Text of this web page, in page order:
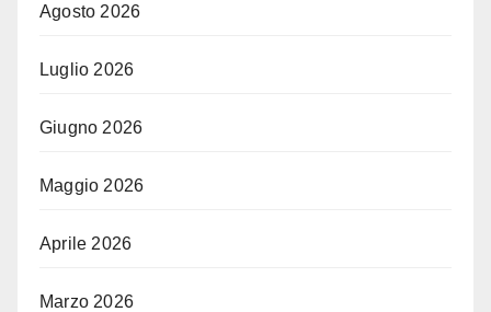
Agosto 2026
Luglio 2026
Giugno 2026
Maggio 2026
Aprile 2026
Marzo 2026